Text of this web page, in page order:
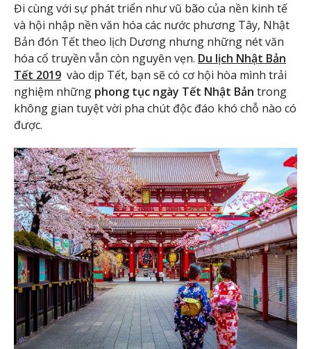
Đi cùng với sự phát triển như vũ bão của nền kinh tế
và hội nhập nền văn hóa các nước phương Tây, Nhật
Bản đón Tết theo lịch Dương nhưng những nét văn
hóa cổ truyền vẫn còn nguyên vẹn. Du lịch Nhật Bản
Tết 2019 vào dịp Tết, bạn sẽ có cơ hội hòa mình trải
nghiệm những phong tục ngày Tết Nhật Bản trong
không gian tuyệt vời pha chút độc đáo khó chỗ nào có
được.